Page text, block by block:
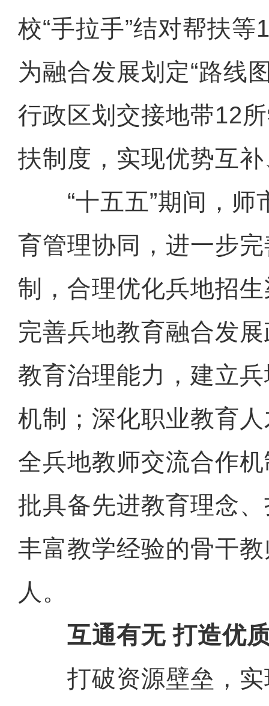
校“手拉手”结对帮扶
为融合发展划定“路线
行政区划交接地带12
扶制度，实现优势互
“十五五”期间，师
育管理协同，进一步
制，合理优化兵地招
完善兵地教育融合发
教育治理能力，建立
机制；深化职业教育
全兵地教师交流合作
批具备先进教育理念
丰富教学经验的骨干
人。
互通有无 打造优质
打破资源壁垒，实